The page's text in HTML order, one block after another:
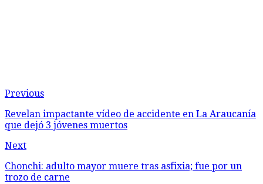
Previous
Revelan impactante vídeo de accidente en La Araucanía
que dejó 3 jóvenes muertos
Next
Chonchi: adulto mayor muere tras asfixia; fue por un
trozo de carne